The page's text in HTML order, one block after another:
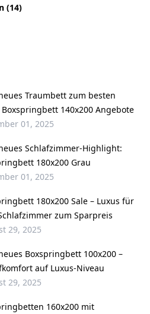
(14)
Traumbett zum besten
Boxspringbett 140x200 Angebote
01, 2025
Schlafzimmer-Highlight:
180x200 Grau
01, 2025
180x200 Sale – Luxus für
zum Sparpreis
29, 2025
Boxspringbett 100x200 –
auf Luxus-Niveau
29, 2025
160x200 mit